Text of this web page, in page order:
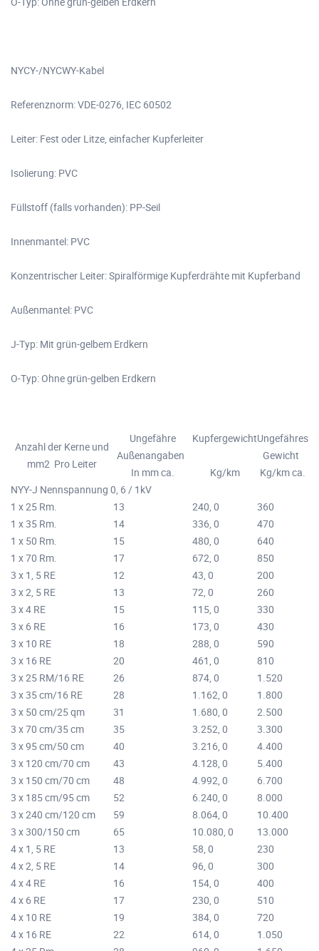
NYCY-/NYCWY-Kabel
Referenznorm: VDE-0276, IEC 60502
Leiter: Fest oder Litze, einfacher Kupferleiter
Isolierung: PVC
Füllstoff (falls vorhanden): PP-Seil
Innenmantel: PVC
Konzentrischer Leiter: Spiralförmige Kupferdrähte mit Kupferband
Außenmantel: PVC
J-Typ: Mit grün-gelbem Erdkern
O-Typ: Ohne grün-gelben Erdkern
Anzahl der Kerne und
mm2 Pro Leiter
Ungefähre
Außenangaben
In mm ca.
Kupfergewicht
Kg/km
Ungefähres
Gewicht
Kg/km ca.
NYY-J Nennspannung 0, 6 / 1kV
1 x 25 Rm.
13 240, 0
360
1 x 35 Rm.
14 336, 0
470
1 x 50 Rm.
15 480, 0
640
1 x 70 Rm.
17 672, 0
850
3 x 1, 5 RE
12 43, 0
200
3 x 2, 5 RE
13 72, 0
260
3 x 4 RE
15 115, 0
330
3 x 6 RE
16 173, 0
430
3 x 10 RE
18 288, 0
590
3 x 16 RE
20 461, 0
810
3 x 25 RM/16 RE
26 874, 0
1.520
3 x 35 cm/16 RE
28 1.162, 0
1.800
3 x 50 cm/25 qm
31 1.680, 0
2.500
3 x 70 cm/35 cm
35 3.252, 0
3.300
3 x 95 cm/50 cm
40 3.216, 0
4.400
3 x 120 cm/70 cm
43 4.128, 0
5.400
3 x 150 cm/70 cm
48 4.992, 0
6.700
3 x 185 cm/95 cm
52 6.240, 0
8.000
3 x 240 cm/120 cm
59 8.064, 0
10.400
3 x 300/150 cm
65 10.080, 0
13.000
4 x 1, 5 RE
13 58, 0
230
4 x 2, 5 RE
14 96, 0
300
4 x 4 RE
16 154, 0
400
4 x 6 RE
17 230, 0
510
4 x 10 RE
19 384, 0
720
4 x 16 RE
22 614, 0
1.050